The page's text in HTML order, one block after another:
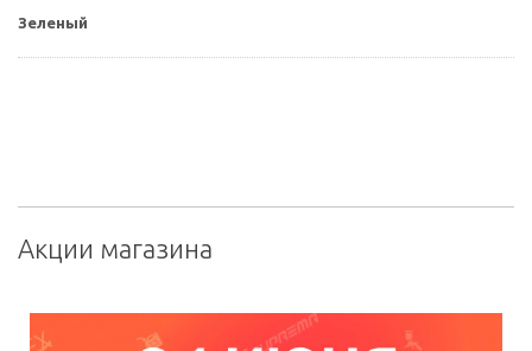
Зеленый
Акции магазина